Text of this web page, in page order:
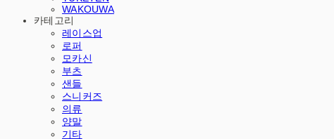
WAKOUWA
카테고리
레이스업
로퍼
모카신
부츠
샌들
스니커즈
의류
양말
기타